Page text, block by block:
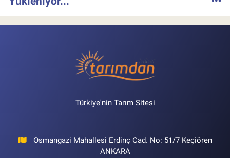
Türkiye'nin Tarım Sitesi
Osmangazi Mahallesi Erdinç Cad. No: 51/7 Keçiören
ANKARA